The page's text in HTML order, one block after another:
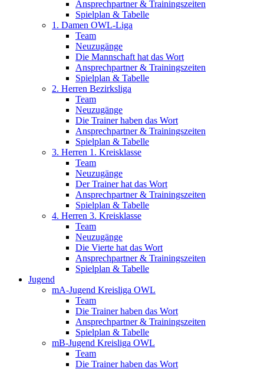
Ansprechpartner & Trainingszeiten
Spielplan & Tabelle
1. Damen OWL-Liga
Team
Neuzugänge
Die Mannschaft hat das Wort
Ansprechpartner & Trainingszeiten
Spielplan & Tabelle
2. Herren Bezirksliga
Team
Neuzugänge
Die Trainer haben das Wort
Ansprechpartner & Trainingszeiten
Spielplan & Tabelle
3. Herren 1. Kreisklasse
Team
Neuzugänge
Der Trainer hat das Wort
Ansprechpartner & Trainingszeiten
Spielplan & Tabelle
4. Herren 3. Kreisklasse
Team
Neuzugänge
Die Vierte hat das Wort
Ansprechpartner & Trainingszeiten
Spielplan & Tabelle
Jugend
mA-Jugend Kreisliga OWL
Team
Die Trainer haben das Wort
Ansprechpartner & Trainingszeiten
Spielplan & Tabelle
mB-Jugend Kreisliga OWL
Team
Die Trainer haben das Wort